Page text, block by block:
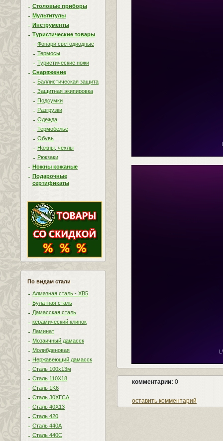
Столовые приборы
Мультитулы
Инструменты
Туристические товары
Фонари светодиодные
Термосы
Туристические ножи
Снаряжение
Баллистическая защита
Защитная экипировка
Подсумки
Разгрузки
Одежда
Термобелье
Обувь
Ножны, чехлы
Рюкзаки
Ножны кожаные
Подарочные
сертификаты
По видам стали
Алмазная сталь - ХВ5
Булатная сталь
Дамасская сталь
керамический клинок
Ламинат
Мозаичный дамасск
Молибденовая
Нержавеющий дамасск
Сталь 100х13м
Сталь 110Х18
Сталь 1K6
Сталь 30ХГСА
Сталь 40Х13
Сталь 420
Сталь 440A
Сталь 440С
комментарии: 0
оставить комментарий